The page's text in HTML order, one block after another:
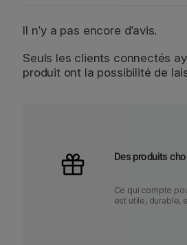
Il n’y a pas encore d’avis.
Seuls les clients connectés
produit ont la possibilité de
Des produits
Ce qui compte
est utile, durable,